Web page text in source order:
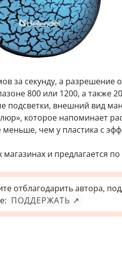
за секунду, а разрешение
800 или 1200, а
подсветки, внешний вид
которое напоминает
чем у пластика с
и предлагается
отблагодарить автора,
ПОДДЕРЖАТЬ ↗